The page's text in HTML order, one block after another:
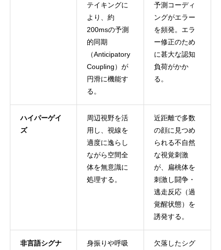
テイキングに
より、約
200msの予測
的同期
（Anticipatory
Coupling）が
円滑に機能す
る。
予測コーディ
ングがエラー
を頻発。エラ
ー修正のため
に甚大な認知
負荷がかか
る。
ハイパーゲイ
ズ
周辺視野を活
用し、視線を
適度に逸らし
ながら空間全
体を無意識に
処理する。
近距離で多数
の顔に見つめ
られる不自然
な視覚刺激
が、扁桃体を
刺激し闘争・
逃走反応（過
覚醒状態）を
誘発する。
非言語シグナ
身振りや呼吸
欠落したシグ